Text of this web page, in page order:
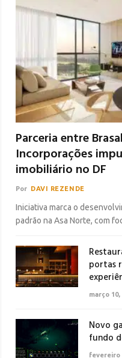
Parceria entre
Incorporações
imobiliário no DF
Por DAVI REZENDE
Iniciativa marca o
padrão na Asa Norte, com
portas
março 10,
Novo
fundo
fevereiro